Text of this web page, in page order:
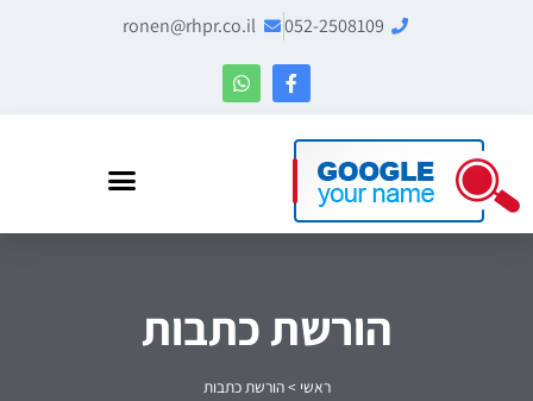
052-2508109
ronen@rhpr.co.il
הורשת כתבות
ראשי >הורשת כתבות